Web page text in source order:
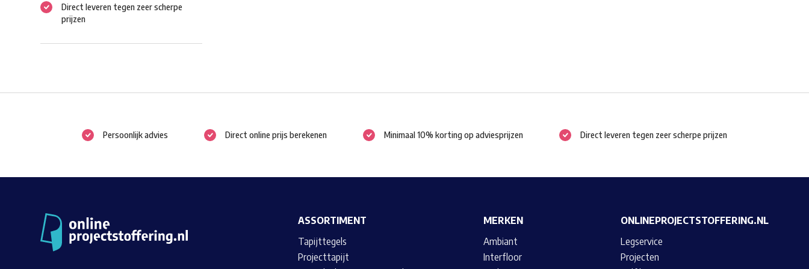
Direct leveren tegen zeer scherpe
prijzen
Persoonlijk advies Direct online prijs berekenen Minimaal 10% korting op adviesprijzen Direct leveren tegen zeer scherpe prijzen
ASSORTIMENT
Tapijttegels
Projecttapijt
MERKEN
Ambiant
Interfloor
ONLINEPROJECTSTOFFERING.NL
Legservice
Projecten